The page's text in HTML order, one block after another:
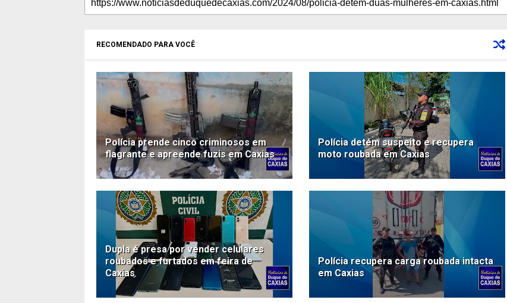
RECOMENDADO PARA VOCÊ
Polícia prende cinco criminosos em
flagrante e apreende fuzis em Caxias
Polícia detém suspeito e recupera
moto roubada em Caxias
Dupla é presa por vender celulares
roubados e furtados em feira de
Caxias
Polícia recupera carga roubada intacta
em Caxias